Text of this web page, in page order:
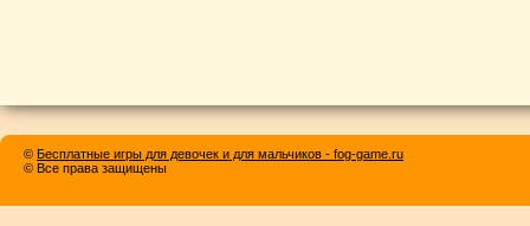
© Бесплатные игры для девочек и для мальчиков - fog-game.ru
© Все права защищены